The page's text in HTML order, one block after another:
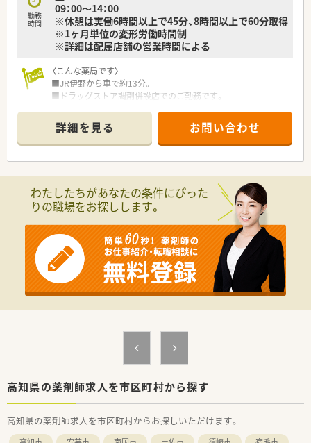
■充実した設備を活用し、調剤から監査、投薬、服薬指導までの
一連の業務を一人でご担当いただきます。
■立ち投薬のスタイルですが、投薬時には患者様のお席までお薬
を持っていき丁寧な説明を行います。
ため、薬剤師業務に専念できる環境です。
勤務
時間
09：00～14：00
※休憩は実働6時間以上で45分、8時間以上で60分取得
※1ヶ月単位の変形労働時間制
※詳細は配属店舗の営業時間による
〈こんな薬局です〉
■JR伊野から車で約13分。
■ドラッグストア調剤併設店でのご勤務です。
在宅業務も対応しています。
■薬剤師3名在籍です。
〈業務内容〉
■調剤業務、レセコンを用いての処方箋入力などをお願いしま
す。
■創業205周年を迎える総合健康企業です。
■高知県内でドラッグストアを経営し、調剤併設店も展開してい
ます。
■医薬品から日用品、化粧品等も取扱があり幅広い業務に触れる
ことができます。
■薬剤師は新しいポストとなりますので、新たな挑戦をしたい方
に最適の環境です。調剤ご経験者であれば高年収が狙えます。
などの調剤設備も整っています。
■ドラッグストアでのご就業となりますので、医薬品から日用
〈こんな方にもおススメ〉
■広域処方箋やOTC医薬品の知識を身に付けたい方
■新規出店予定も多数！
新しいポジションを目指したい方やキャリアアップをお考え
詳細を見る お問い合わせ
わたしたちがあなたの条件にぴった
りの職場をお探しします。
高知県の薬剤師求人を市区町村から探す
高知県の薬剤師求人を市区町村からお探しいただけます。